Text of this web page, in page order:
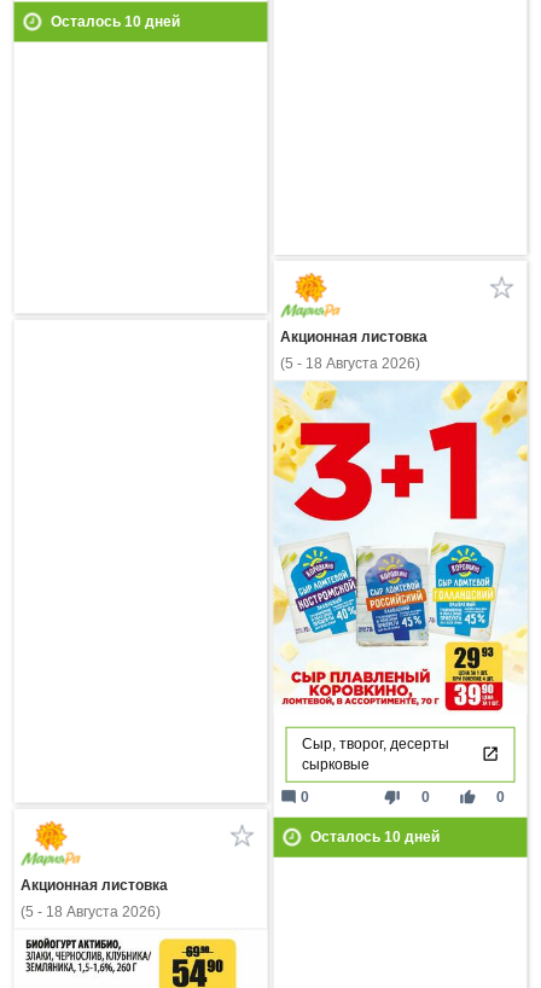
Осталось 10дней
Акционная листовка
(5 - 18 Августа 2026)
Сыр, творог, десерты
сырковые
thumb_down 0 thumb_up 0
mode_comment 0
Осталось 10дней
Акционная листовка
(5 - 18 Августа 2026)